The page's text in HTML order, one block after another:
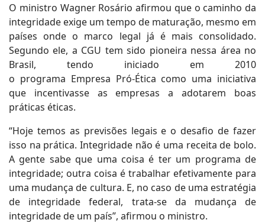
O ministro Wagner Rosário afirmou que o caminho da
integridade exige um tempo de maturação, mesmo em
países onde o marco legal já é mais consolidado.
Segundo ele, a CGU tem sido pioneira nessa área no
Brasil, tendo iniciado em 2010
o programa Empresa Pró-Ética como uma iniciativa
que incentivasse as empresas a adotarem boas
práticas éticas.
“Hoje temos as previsões legais e o desafio de fazer
isso na prática. Integridade não é uma receita de bolo.
A gente sabe que uma coisa é ter um programa de
integridade; outra coisa é trabalhar efetivamente para
uma mudança de cultura. E, no caso de uma estratégia
de integridade federal, trata-se da mudança de
integridade de um país”, afirmou o ministro.